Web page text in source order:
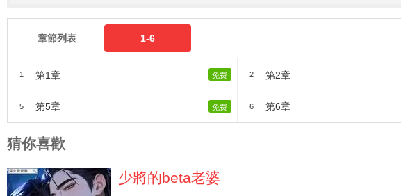
章節列表 1-6
1 第1章 免费 2 第2章
5 第5章 免费 6 第6章
猜你喜歡
少將的beta老婆